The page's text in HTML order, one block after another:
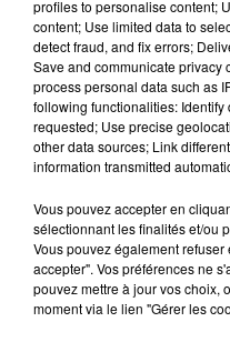
Nice : un salon de coiffure
profiles to personalise content;
content; Use limited data to
detect fraud, and fix errors;
Save and communicate privacy
process personal data such as
following functionalities:
requested; Use precise
other data sources; Link
information transmitted
Vous pouvez accepter en
sélectionnant les finalités et/ou
Vous pouvez également
accepter". Vos préférences ne
pouvez mettre à jour vos choix,
moment via le lien "Gérer les